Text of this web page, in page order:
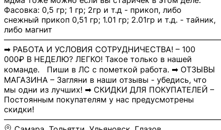
Фасовка: 0,5 гр; 1 гр; 2гр и т.д - прикоп, либо
снежный прикоп 0,51 гр; 1.01 гр; 2.01гр и т.д. - тайник,
либо магнит
➡ РАБОТА И УСЛОВИЯ СОТРУДНИЧЕСТВА! – 100
000₽ В НЕДЕЛЮ? ЛЕГКО! Такое только в нашей
команде. Пиши в ЛС с пометкой работа. ➡ ОТЗЫВЫ
МАГАЗИНА – Загляни в наши отзывы - убедись, что
мы одни из лучших! ➡ СКИДКИ ДЛЯ ПОКУПАТЕЛЕЙ –
Постоянным покупателям у нас предусмотрены
скидки!